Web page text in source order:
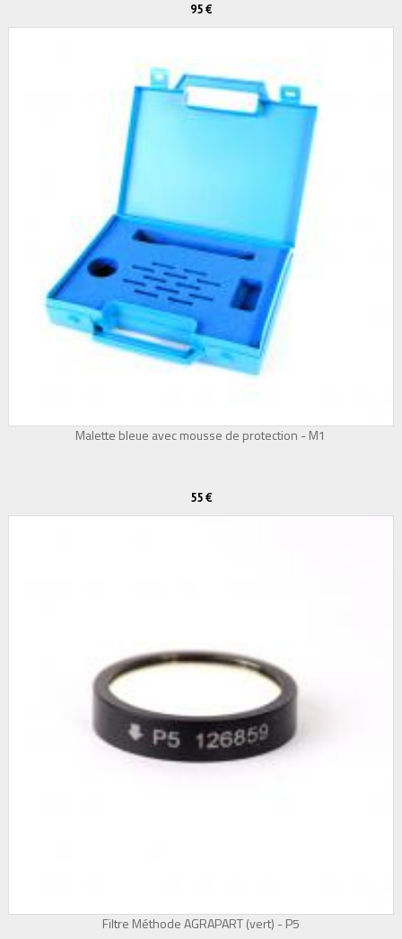
95 €
Malette bleue avec mousse de protection - M1
55 €
Filtre Méthode AGRAPART (vert) - P5